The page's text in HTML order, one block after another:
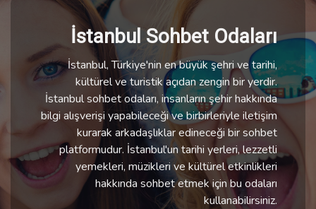
İstanbul Sohbet Odaları
İstanbul, Türkiye'nin en büyük şehri ve tarihi,
kültürel ve turistik açıdan zengin bir yerdir.
İstanbul sohbet odaları, insanların şehir hakkında
bilgi alışverişi yapabileceği ve birbirleriyle iletişim
kurarak arkadaşlıklar edineceği bir sohbet
platformudur. İstanbul'un tarihi yerleri, lezzetli
yemekleri, müzikleri ve kültürel etkinlikleri
hakkında sohbet etmek için bu odaları
kullanabilirsiniz.